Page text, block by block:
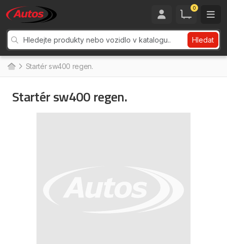
0
Hledat
Startér sw400 regen.
Startér sw400 regen.